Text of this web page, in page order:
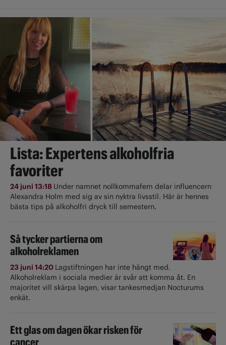
Lista: Expertens alkoholfria
favoriter
24 juni 13:18 Under namnet nollkommafem delar influencern
Alexandra Holm med sig av sin nyktra livsstil. Här är hennes
bästa tips på alkoholfri dryck till semestern.
Så tycker partierna om
alkoholreklamen
23 juni 14:20 Lagstiftningen har inte hängt med.
Alkoholreklam i sociala medier är svår att komma åt. En
majoritet vill skärpa lagen, visar tankesmedjan Nocturums
enkät.
Ett glas om dagen ökar risken för
cancer